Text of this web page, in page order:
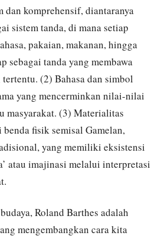
dan komprehensif, diantaranya
sistem tanda, di mana setiap
pakaian, makanan, hingga
sebagai tanda yang membawa
(2) Bahasa dan simbol
yang mencerminkan nilai-nilai
masyarakat. (3) Materialitas
fisik semisal Gamelan,
yang memiliki eksistensi
atau imajinasi melalui interpretasi
Roland Barthes adalah
mengembangkan cara kita